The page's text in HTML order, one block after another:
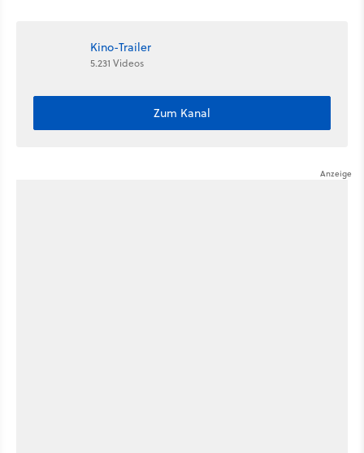
Kino-Trailer
5.231 Videos
Zum Kanal